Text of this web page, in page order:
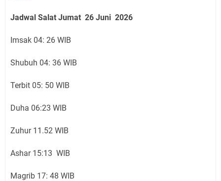
Jadwal Salat Jumat 26 Juni 2026
Imsak 04: 26 WIB
Shubuh 04: 36 WIB
Terbit 05: 50 WIB
Duha 06:23 WIB
Zuhur 11.52 WIB
Ashar 15:13 WIB
Magrib 17: 48 WIB